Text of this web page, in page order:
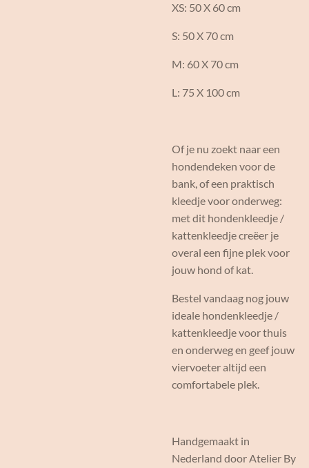
XS: 50 X 60 cm
S: 50 X 70 cm
M: 60 X 70 cm
L: 75 X 100 cm
Of je nu zoekt naar een
hondendeken voor de
bank, of een praktisch
kleedje voor onderweg:
met dit hondenkleedje /
kattenkleedje creëer je
overal een fijne plek voor
jouw hond of kat.
Bestel vandaag nog jouw
ideale hondenkleedje /
kattenkleedje voor thuis
en onderweg en geef jouw
viervoeter altijd een
comfortabele plek.
Handgemaakt in
Nederland door Atelier By